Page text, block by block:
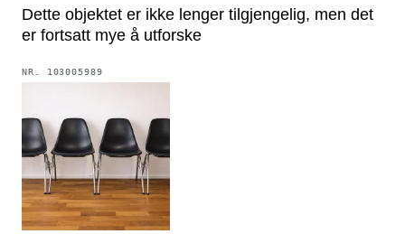
Dette objektet er ikke lenger tilgjengelig, men det
er fortsatt mye å utforske
NR. 103005989